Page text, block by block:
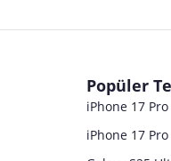
Popüler
iPhone 17
iPhone 17 Pro